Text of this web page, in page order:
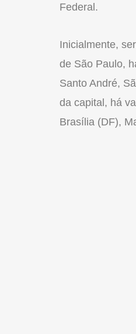
Federal.
Inicialmente,
de São Paulo,
Santo André,
da capital, há
Brasília (DF),